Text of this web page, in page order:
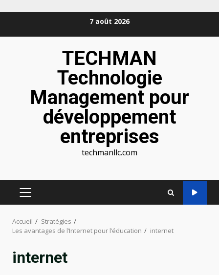
7 août 2026
TECHMAN
Technologie
Management pour
développement
entreprises
techmanllc.com
MENU
Accueil
Stratégies
Les avantages de l’Internet pour l’éducation
internet
internet